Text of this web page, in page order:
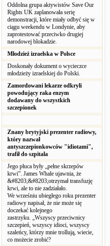
Oddolna grupa aktywistów Save Our
Rights UK zaplanowała serię
demonstracji, które miały odbyć się w
ciągu weekendu w Londynie, aby
zaprotestować przeciwko drugiej
narodowej blokadzie.
Młodzież izraelska w Polsce
Doskonały dokument o wycieczce
młodzieży izraelskiej do Polski.
Zamordowani lekarze odkryli
powodujący raka enzym
dodawany do wszystkich
szczepionek
Znany brytyjski prezenter radiowy,
który nazwał
antyszczepionkowców "idiotami",
trafił do szpitala
Jego płuca były „pełne skrzepów
krwi”. James Whale ujawnia, że
&#8203;&#8203;otrzymał transfuzję
krwi, ale to nie zadziałało.
We wrześniu ubiegłego roku prezenter
radiowy napisał, że nie może się
doczekać kolejnego
zastrzyku. „Wszyscy przeciwnicy
szczepień, wszyscy idioci, wszyscy
szaleńcy, którzy mnie trollują, wiecie,
co możecie zrobić?